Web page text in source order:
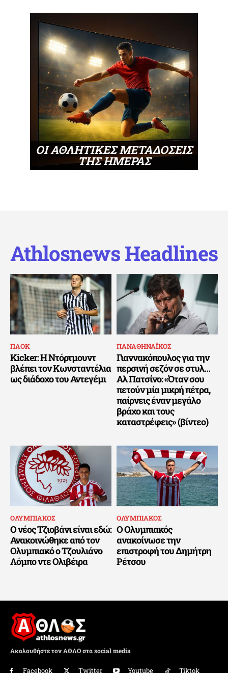
ΟΙ ΑΘΛΗΤΙΚΕΣ ΜΕΤΑΔΟΣΕΙΣ
ΤΗΣ ΗΜΕΡΑΣ
Athlosnews Headlines
ΠΑΟΚ
Kicker: Η Ντόρτμουντ
βλέπει τον Κωνσταντέλια
ως διάδοχο του Αντεγέμι
ΠΑΝΑΘΗΝΑΪΚΟΣ
Γιαννακόπουλος για την
περσινή σεζόν σε στυλ…
Αλ Πατσίνο: «Όταν σου
πετούν μία μικρή πέτρα,
παίρνεις έναν μεγάλο
βράχο και τους
καταστρέφεις» (βίντεο)
ΟΛΥΜΠΙΑΚΟΣ
Ο νέος Τζιοβάνι είναι εδώ:
Ανακοινώθηκε από τον
Ολυμπιακό ο Τζουλιάνο
Λόμπο ντε Ολιβέιρα
ΟΛΥΜΠΙΑΚΟΣ
Ο Ολυμπιακός
ανακοίνωσε την
επιστροφή του Δημήτρη
Ρέτσου
Ακολουθήστε τον ΑΘΛΟ στα social media
Facebook Twitter Youtube Tiktok